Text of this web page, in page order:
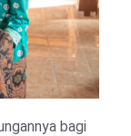
bagi